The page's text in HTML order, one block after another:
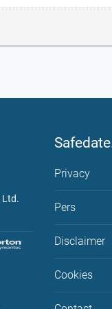
Ltd.
Privacy
Pers
Disclaimer
Cookies